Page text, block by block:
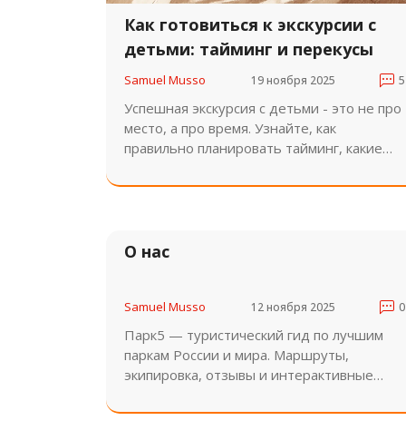
Как готовиться к экскурсии с
детьми: тайминг и перекусы
Samuel Musso 19 ноября 2025 5
Успешная экскурсия с детьми - это не про
место, а про время. Узнайте, как
правильно планировать тайминг, какие
чтобы дети не уставали и не
О нас
Samuel Musso 12 ноября 2025 0
Парк5 — туристический гид по лучшим
паркам России и мира. Маршруты,
экипировка, отзывы и интерактивные
семейного отдыха.